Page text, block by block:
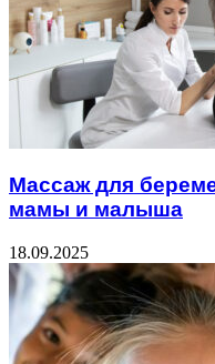
Массаж для
мамы и малыша
18.09.2025